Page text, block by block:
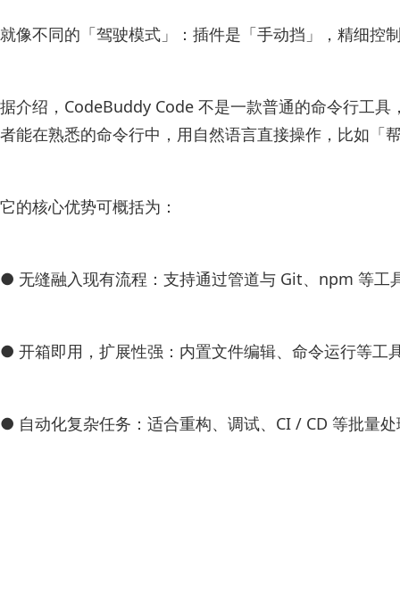
就像不同的「驾驶模式」：插件是「手动挡」，精细控
据介绍，CodeBuddy Code 不是一款普通的命令行工
者能在熟悉的命令行中，用自然语言直接操作，比如「
它的核心优势可概括为：
● 无缝融入现有流程：支持通过管道与 Git、npm 等工
● 开箱即用，扩展性强：内置文件编辑、命令运行等工
● 自动化复杂任务：适合重构、调试、CI / CD 等批量